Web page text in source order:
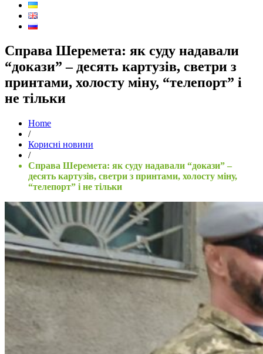
Справа Шеремета: як суду надавали
“докази” – десять картузів, светри з
принтами, холосту міну, “телепорт” і
не тільки
Home
/
Корисні новини
/
Справа Шеремета: як суду надавали “докази” –
десять картузів, светри з принтами, холосту міну,
“телепорт” і не тільки